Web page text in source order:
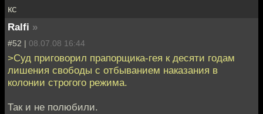
кс
Ralfi »
#52 | 08.07.08 16:44
>Суд приговорил прапорщика-гея к десяти годам
лишения свободы с отбыванием наказания в
колонии строгого режима.
Так и не полюбили.